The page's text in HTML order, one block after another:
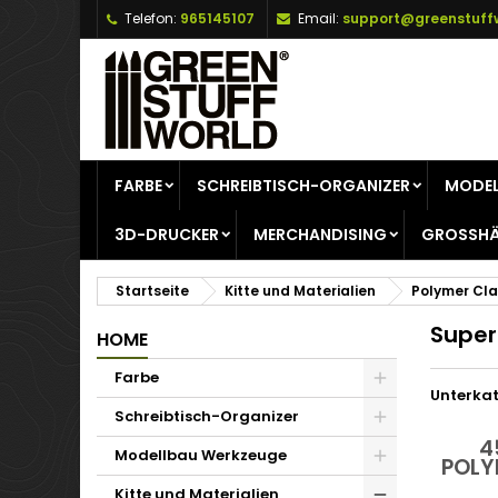
Telefon: 965145107 Email:
FARBE SCHREIBTISCH-ORGANIZER
3D-DRUCKER MERCHANDISING
Startseite Kitte und Materialien Polymer
HOME
Farbe
Schreibtisch-Organizer
Modellbau Werkzeuge